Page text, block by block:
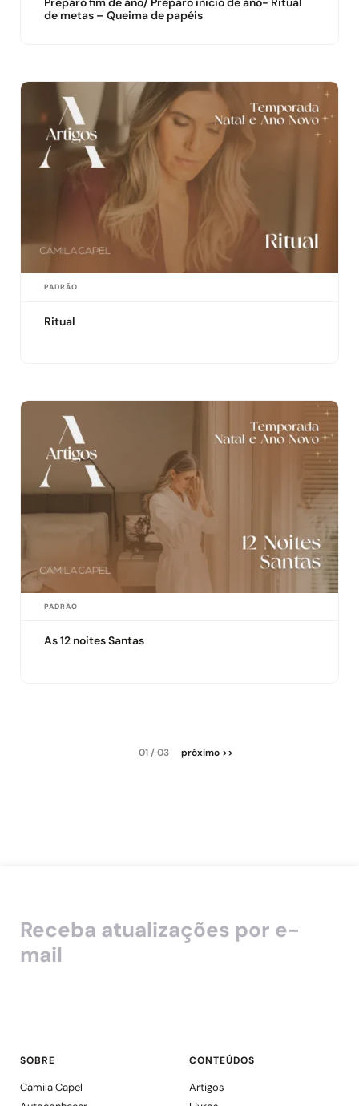
de metas – Queima de papéis
PADRÃO
Ritual
PADRÃO
As 12 noites Santas
01 / 03 próximo >>
Receba atualizações por e-
mail
SOBRE
Camila Capel
CONTEÚDOS
Artigos